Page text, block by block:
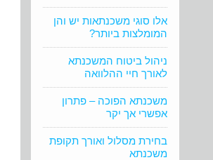
אלו סוגי משכנתאות יש והן
המומלצות ביותר?
ניהול ביטוח המשכנתא
לאורך חיי ההלוואה
משכנתא הפוכה – פתרון
אפשרי אך יקר
בחירת מסלול ואורך תקופת
משכנתא